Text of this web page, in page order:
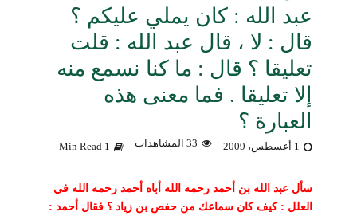
عبد الله : كان يملي عليكم ؟
قال : لا ، قال عبد الله : قلت
تعليقا ؟ قال : ما كنا نسمع منه
إلا تعليقا . فما معنى هذه
العبارة ؟
1 أغسطس، 2009 33 المشاهدات 1 Min Read
سأل عبد الله بن أحمد رحمه الله أباه أحمد رحمه الله في
العلل : كيف كان سماعك من حفص بن زياد ؟ فقال أحمد :